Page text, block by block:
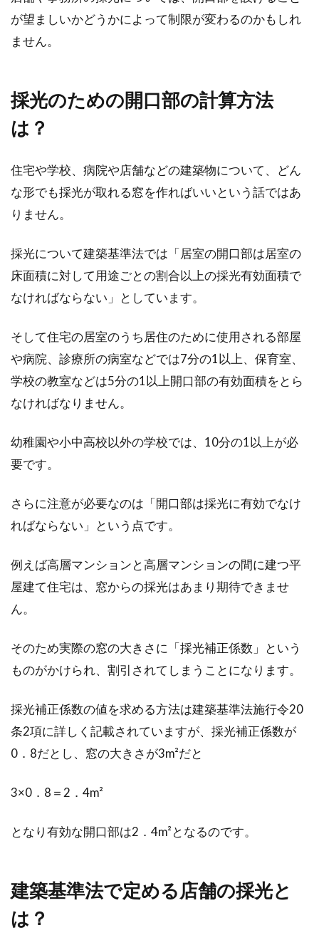
い…どう対処したらいいの？
は？比較して見てみよう！
不動産登記申請時に添付する「住所
不動産登記を申請する際は、さまざまな書類を
用意しますよね。どの登記を申請するかでも必
要な...
「お風呂に入ってさっぱりしたい！」と考えて
支払日は変更できる？
家賃の支払日が給料日前に定められているとい
生活を送...
道路には多くの決まりごとが存在します。道路
が望ましいかどうかによって制限が変わるのかもしれ
ません。
採光のための開口部の計算方法
は？
住宅や学校、病院や店舗などの建築物について、どん
な形でも採光が取れる窓を作ればいいという話ではあ
りません。
採光について建築基準法では「居室の開口部は居室の
床面積に対して用途ごとの割合以上の採光有効面積で
なければならない」としています。
そして住宅の居室のうち居住のために使用される部屋
や病院、診療所の病室などでは7分の1以上、保育室、
学校の教室などは5分の1以上開口部の有効面積をとら
なければなりません。
幼稚園や小中高校以外の学校では、10分の1以上が必
要です。
さらに注意が必要なのは「開口部は採光に有効でなけ
ればならない」という点です。
例えば高層マンションと高層マンションの間に建つ平
屋建て住宅は、窓からの採光はあまり期待できませ
ん。
そのため実際の窓の大きさに「採光補正係数」という
ものがかけられ、割引されてしまうことになります。
採光補正係数の値を求める方法は建築基準法施行令20
条2項に詳しく記載されていますが、採光補正係数が
0．8だとし、窓の大きさが3m²だと
3×0．8＝2．4m²
となり有効な開口部は2．4m²となるのです。
建築基準法で定める店舗の採光と
は？